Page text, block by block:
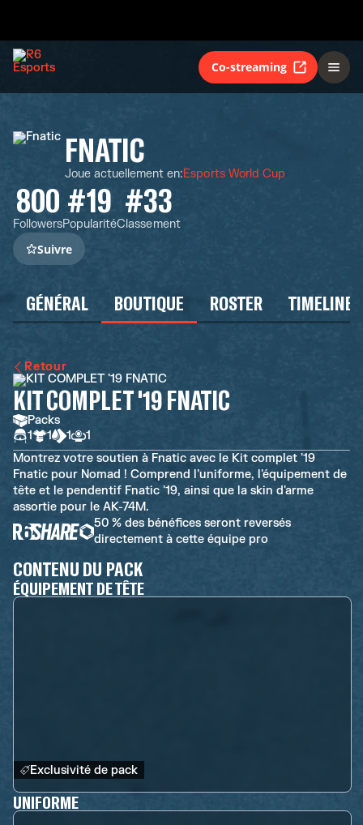
Co-streaming
FNATIC
Joue actuellement en:Esports World Cup
800
Followers
#19
Popularité
#33
Classement
Suivre
GÉNÉRAL BOUTIQUE ROSTER TIMELINE
Retour
KIT COMPLET '19 FNATIC
Packs
1
1 1
1
Montrez votre soutien à Fnatic avec le Kit complet '19
Fnatic pour Nomad ! Comprend l'uniforme, l'équipement de
tête et le pendentif Fnatic '19, ainsi que la skin d'arme
assortie pour le AK-74M.
50 % des bénéfices seront reversés
directement à cette équipe pro
CONTENU DU PACK
ÉQUIPEMENT DE TÊTE
Exclusivité de pack
UNIFORME